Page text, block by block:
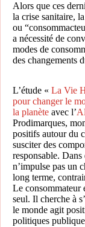
Alors que ces
la crise sanitaire,
ou
a nécessité de
modes de
des changements
L’étude « La Vie
pour changer le
la planète avec l’
Prodimarques,
positifs autour du
susciter des
responsable.
n’impulse pas un
long terme,
Le consommateur
seul. Il cherche à
le monde agit
politiques